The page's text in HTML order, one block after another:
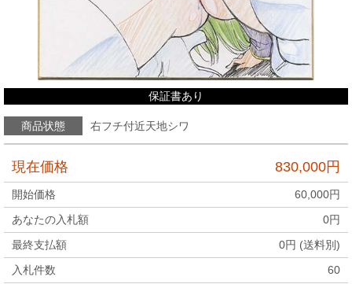
保証書あり
商品状態 右フチ付近天地シワ
現在価格 830,000円
開始価格 60,000円
あなたの入札額
0円
最終支払額
0円 (送料別)
入札件数
60